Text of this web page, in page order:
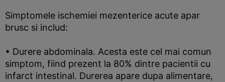
Simptomele ischemiei mezenterice acute apar
brusc si includ:
• Durere abdominala. Acesta este cel mai comun
simptom, fiind prezent la 80% dintre pacientii cu
infarct intestinal. Durerea apare dupa alimentare,